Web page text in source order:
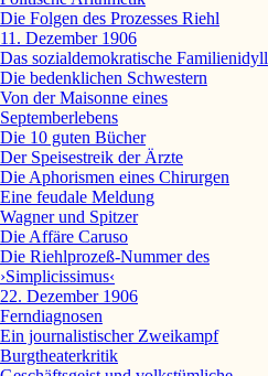
Die Folgen des Prozesses Riehl
11. Dezember 1906
Das sozialdemokratische Familienidyll
Die bedenklichen Schwestern
Von der Maisonne eines
Septemberlebens
Die 10 guten Bücher
Der Speisestreik der Ärzte
Die Aphorismen eines Chirurgen
Eine feudale Meldung
Wagner und Spitzer
Die Affäre Caruso
Die Riehlprozeß-Nummer des
›Simplicissimus‹
22. Dezember 1906
Ferndiagnosen
Ein journalistischer Zweikampf
Burgtheaterkritik